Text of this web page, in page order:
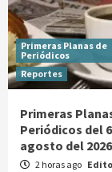
Primeras Planas de
Periódicos
Reportes
Primeras
Periódicos del
agosto del 2026
2 horas ago